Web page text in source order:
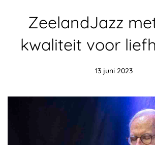
ZeelandJazz
kwaliteit voor
13 juni 2023